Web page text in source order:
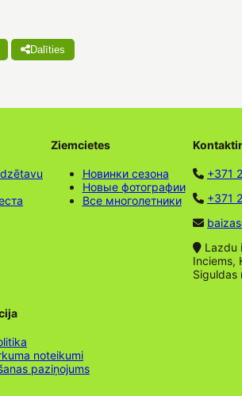
Dalīties
Ziemcietes
Новинки сезона
Новые фотографии
Все многолетники
+371
+371
Lazdu
Inciems,
Siguldas
noteikumi
paziņojums